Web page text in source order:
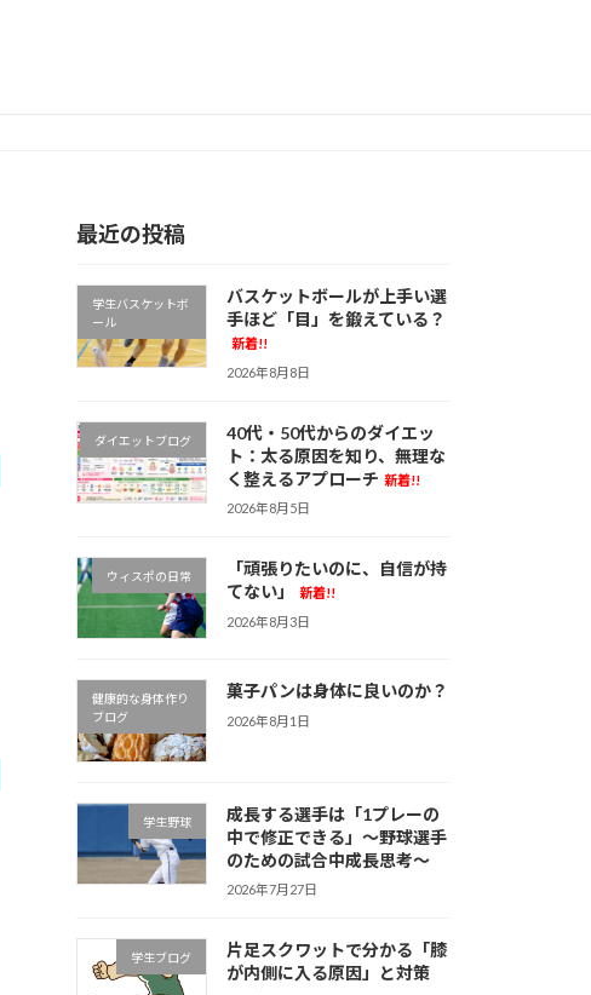
最近の投稿
学生バスケットボ
ール
バスケットボールが上手い選
手ほど「目」を鍛えている？
新着!!
2026年8月8日
ダイエットブログ
40代・50代からのダイエッ
ト：太る原因を知り、無理な
く整えるアプローチ 新着!!
2026年8月5日
ウィスポの日常
「頑張りたいのに、自信が持
てない」
新着!!
2026年8月3日
健康的な身体作り
ブログ
菓子パンは身体に良いのか？
2026年8月1日
学生野球
成長する選手は「1プレーの
中で修正できる」～野球選手
のための試合中成長思考～
2026年7月27日
学生ブログ
片足スクワットで分かる「膝
が内側に入る原因」と対策